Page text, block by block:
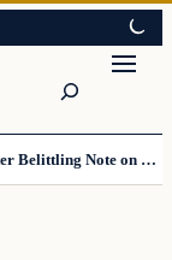
Father Demands Teacher Be Fired After Belittling Note on Second‑Grader’s Math Worksheet